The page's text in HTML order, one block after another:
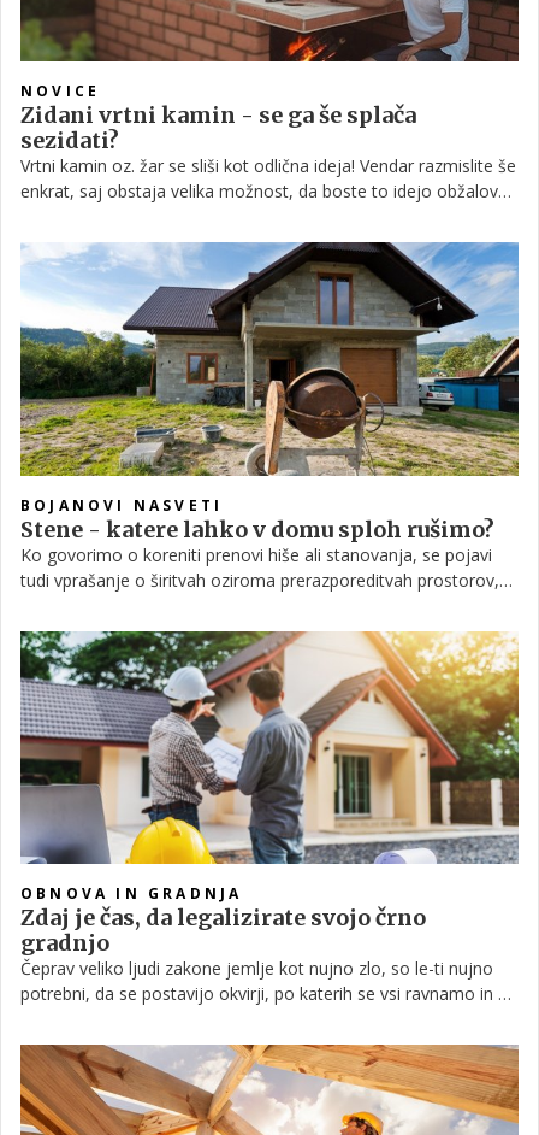
NOVICE
Zidani vrtni kamin - se ga še splača
sezidati?
Vrtni kamin oz. žar se sliši kot odlična ideja! Vendar razmislite še
enkrat, saj obstaja velika možnost, da boste to idejo obžalovali.
načrtovali, in končni rezultat ne bo tak, kot ste si želeli. Sezidali
smo vrtni kamin, primerjali stroške in prednosti, ter našli veliko
boljšo alternativo vrtnemu kaminu. Ugotovite, katero ter
prihranite čas in denar.
BOJANOVI NASVETI
Stene - katere lahko v domu sploh rušimo?
Ko govorimo o koreniti prenovi hiše ali stanovanja, se pojavi
tudi vprašanje o širitvah oziroma prerazporeditvah prostorov,
V katere grajene dele stavbe pa sploh lahko posegamo, da bo
tudi po teh objekt še vedno potresno varen in naše bivanje v
njem ne bo ogroženo?
OBNOVA IN GRADNJA
Zdaj je čas, da legalizirate svojo črno
gradnjo
Čeprav veliko ljudi zakone jemlje kot nujno zlo, so le-ti nujno
potrebni, da se postavijo okvirji, po katerih se vsi ravnamo in so
dogovorjen set pravil. S tem se prepreči samovolja
posameznikov (večinoma) oziroma da bi vsak ravnal po svoje,
tako kot se pač v tistem trenutku počuti.